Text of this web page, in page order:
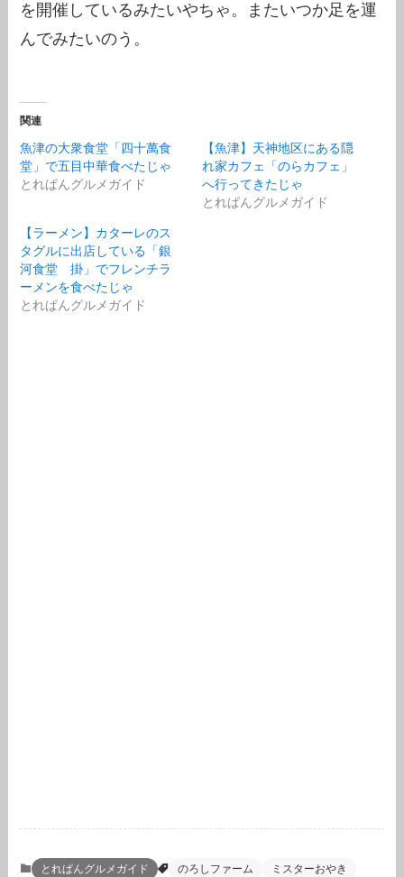
を開催しているみたいやちゃ。またいつか足を運
んでみたいのう。
関連
魚津の大衆食堂「四十萬食
堂」で五目中華食べたじゃ
とれぱんグルメガイド
【魚津】天神地区にある隠
れ家カフェ「のらカフェ」
へ行ってきたじゃ
とれぱんグルメガイド
【ラーメン】カターレのス
タグルに出店している「銀
河食堂 掛」でフレンチラ
ーメンを食べたじゃ
とれぱんグルメガイド
とれぱんグルメガイド のろしファーム ミスターおやき